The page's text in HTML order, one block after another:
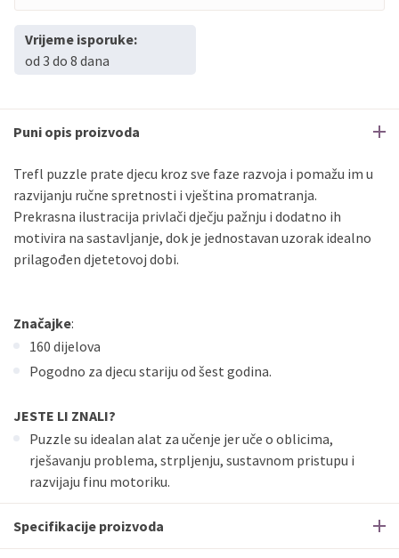
Vrijeme isporuke:
od 3 do 8 dana
Puni opis proizvoda
Trefl puzzle prate djecu kroz sve faze razvoja i pomažu im u
razvijanju ručne spretnosti i vještina promatranja.
Prekrasna ilustracija privlači dječju pažnju i dodatno ih
motivira na sastavljanje, dok je jednostavan uzorak idealno
prilagođen djetetovoj dobi.
Značajke:
160 dijelova
Pogodno za djecu stariju od šest godina.
JESTE LI ZNALI?
Puzzle su idealan alat za učenje jer uče o oblicima,
rješavanju problema, strpljenju, sustavnom pristupu i
razvijaju finu motoriku.
Specifikacije proizvoda